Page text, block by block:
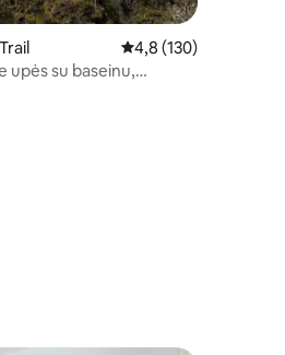
254
Vidutinis įvertinimas:
4,8 (130)
upės su baseinu,